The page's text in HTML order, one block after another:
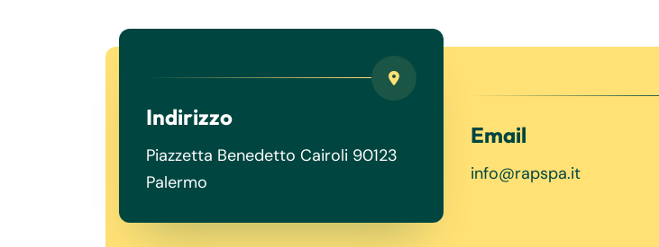
Indirizzo
Piazzetta Benedetto Cairoli 90123
Palermo
Email
info@rapspa.it